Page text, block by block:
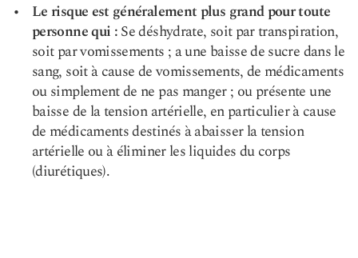
Le risque est généralement plus grand pour toute
personne qui :Se déshydrate, soit par transpiration,
soit par vomissements ; a une baisse de sucre dans le
sang, soit à cause de vomissements, de médicaments
ou simplement de ne pas manger ; ou présente une
baisse de la tension artérielle, en particulier à cause
de médicaments destinés à abaisser la tension
artérielle ou à éliminer les liquides du corps
(diurétiques).